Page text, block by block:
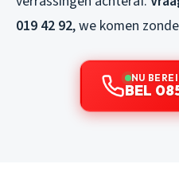
019 42 92, we komen
NU
BEL